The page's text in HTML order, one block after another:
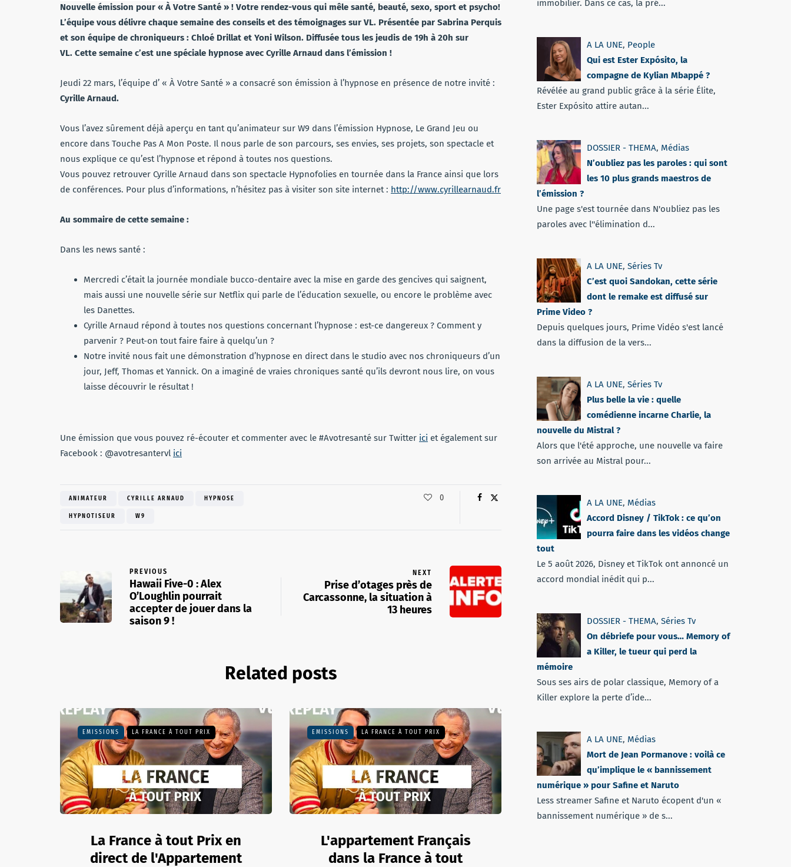
flèches
haut/bas
pour
Nouvelle émission pour « À Votre Santé » ! Votre rendez-vous qui mêle santé, beauté, sexo, sport et psycho!
L’équipe vous délivre chaque semaine des conseils et des témoignages sur VL. Présentée par Sabrina Perquis
et son équipe de chroniqueurs : Chloé Drillat et Yoni Wilson. Diffusée tous les jeudis de 19h à 20h sur
VL. Cette semaine c’est une spéciale hypnose avec Cyrille Arnaud dans l’émission !
Jeudi 22 mars, l’équipe d’ « À Votre Santé » a consacré son émission à l’hypnose en présence de notre invité :
Cyrille Arnaud.
Vous l’avez sûrement déjà aperçu en tant qu’animateur sur W9 dans l’émission Hypnose, Le Grand Jeu ou
encore dans Touche Pas A Mon Poste. Il nous parle de son parcours, ses envies, ses projets, son spectacle et
nous explique ce qu’est l’hypnose et répond à toutes nos questions.
Vous pouvez retrouver Cyrille Arnaud dans son spectacle Hypnofolies en tournée dans la France ainsi que lors
de conférences. Pour plus d’informations, n’hésitez pas à visiter son site internet : http://www.cyrillearnaud.fr
Au sommaire de cette semaine :
Dans les news santé :
Mercredi c’était la journée mondiale bucco-dentaire avec la mise en garde des gencives qui saignent,
mais aussi une nouvelle série sur Netflix qui parle de l’éducation sexuelle, ou encore le problème avec
les Danettes.
Cyrille Arnaud répond à toutes nos questions concernant l’hypnose : est-ce dangereux ? Comment y
parvenir ? Peut-on tout faire faire à quelqu’un ?
Notre invité nous fait une démonstration d’hypnose en direct dans le studio avec nos chroniqueurs d’un
jour, Jeff, Thomas et Yannick. On a imaginé de vraies chroniques santé qu’ils devront nous lire, on vous
laisse découvrir le résultat !
Une émission que vous pouvez ré-écouter et commenter avec le #Avotresanté sur Twitter ici et également sur
Facebook : @avotresantervl ici
ANIMATEUR CYRILLE ARNAUD HYPNOSE
HYPNOTISEUR W9
0
PREVIOUS
Hawaii Five-0 : Alex
O’Loughlin pourrait
accepter de jouer dans la
saison 9 !
NEXT
Prise d’otages près de
Carcassonne, la situation à
13 heures
Related posts
EMISSIONS LA FRANCE À TOUT PRIX
La France à tout Prix en
direct de l'Appartement
EMISSIONS LA FRANCE À TOUT PRIX
L'appartement Français
dans la France à tout
immobilier. Dans ce cas, la pré...
A LA UNE, People
Qui est Ester Expósito, la
compagne de Kylian Mbappé ?
Révélée au grand public grâce à la série Élite,
Ester Expósito attire autan...
DOSSIER - THEMA, Médias
N’oubliez pas les paroles : qui sont
les 10 plus grands maestros de
l’émission ?
Une page s'est tournée dans N'oubliez pas les
paroles avec l''élimination d...
A LA UNE, Séries Tv
C’est quoi Sandokan, cette série
dont le remake est diffusé sur
Prime Video ?
Depuis quelques jours, Prime Vidéo s'est lancé
dans la diffusion de la vers...
A LA UNE, Séries Tv
Plus belle la vie : quelle
comédienne incarne Charlie, la
nouvelle du Mistral ?
Alors que l'été approche, une nouvelle va faire
son arrivée au Mistral pour...
A LA UNE, Médias
Accord Disney / TikTok : ce qu’on
pourra faire dans les vidéos change
tout
Le 5 août 2026, Disney et TikTok ont annoncé un
accord mondial inédit qui p...
DOSSIER - THEMA, Séries Tv
On débriefe pour vous… Memory of
a Killer, le tueur qui perd la
mémoire
Sous ses airs de polar classique, Memory of a
Killer explore la perte d’ide...
A LA UNE, Médias
Mort de Jean Pormanove : voilà ce
qu’implique le « bannissement
numérique » pour Safine et Naruto
Less streamer Safine et Naruto écopent d'un «
bannissement numérique » de s...